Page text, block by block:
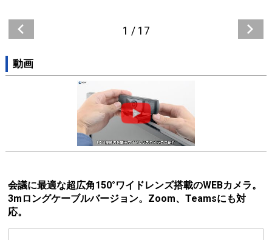
1 / 17
動画
会議に最適な超広角150°ワイドレンズ搭載のWEBカメラ。
3mロングケーブルバージョン。Zoom、Teamsにも対
応。